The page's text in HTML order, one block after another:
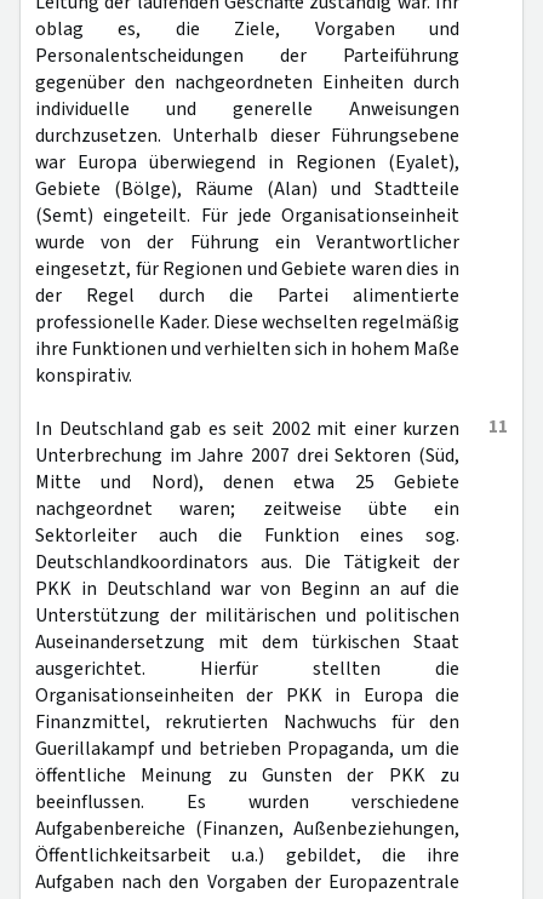
oblag es, die Ziele, Vorgaben und
Personalentscheidungen der Parteiführung
gegenüber den nachgeordneten Einheiten durch
individuelle und generelle Anweisungen
durchzusetzen. Unterhalb dieser Führungsebene
war Europa überwiegend in Regionen (Eyalet),
Gebiete (Bölge), Räume (Alan) und Stadtteile
(Semt) eingeteilt. Für jede Organisationseinheit
wurde von der Führung ein Verantwortlicher
eingesetzt, für Regionen und Gebiete waren dies in
der Regel durch die Partei alimentierte
professionelle Kader. Diese wechselten regelmäßig
ihre Funktionen und verhielten sich in hohem Maße
konspirativ.
11
In Deutschland gab es seit 2002 mit einer kurzen
Unterbrechung im Jahre 2007 drei Sektoren (Süd,
Mitte und Nord), denen etwa 25 Gebiete
nachgeordnet waren; zeitweise übte ein
Sektorleiter auch die Funktion eines sog.
Deutschlandkoordinators aus. Die Tätigkeit der
PKK in Deutschland war von Beginn an auf die
Unterstützung der militärischen und politischen
Auseinandersetzung mit dem türkischen Staat
ausgerichtet. Hierfür stellten die
Organisationseinheiten der PKK in Europa die
Finanzmittel, rekrutierten Nachwuchs für den
Guerillakampf und betrieben Propaganda, um die
öffentliche Meinung zu Gunsten der PKK zu
beeinflussen. Es wurden verschiedene
Aufgabenbereiche (Finanzen, Außenbeziehungen,
Öffentlichkeitsarbeit u.a.) gebildet, die ihre
Aufgaben nach den Vorgaben der Europazentrale